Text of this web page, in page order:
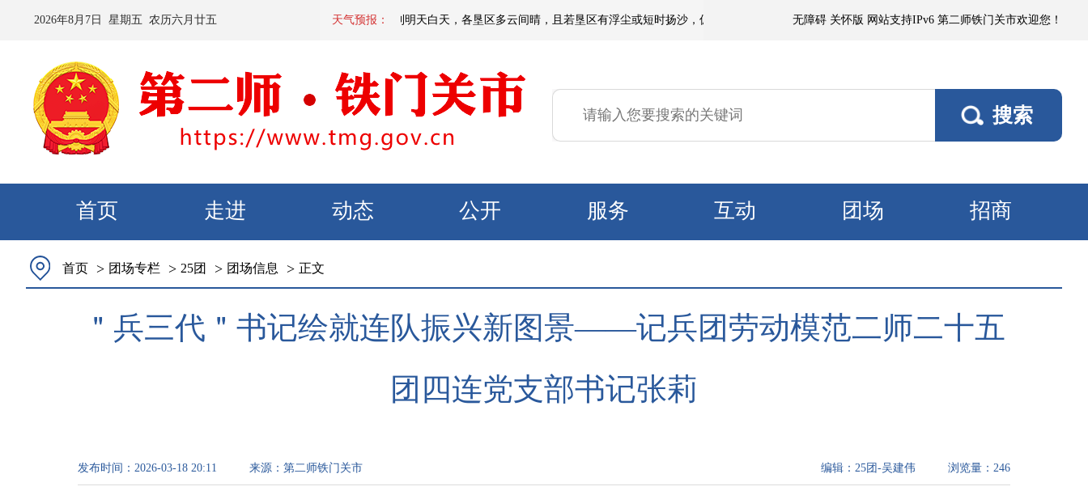
2026年8月 7 日 星期五 农历六月廿五 天气预报：
预计：今天夜间到明天白天，各垦区多云间晴，且若垦区有浮尘或短时扬沙，偏东区域有微到小阵雨，阵风5～6级；其他垦区阵风4～5级，焉耆垦区风口
无障碍 关怀版 网站支持IPv6 第二师铁门关市欢迎您！
首页 走进 动态 公开 服务 互动 团场 招商
首页 > 团场专栏 > 25团 > 团场信息 > 正文
＂兵三代＂书记绘就连队振兴新图景——记兵团劳动模范二师二十五
团四连党支部书记张莉
发布时间： 2026-03-18 20:11 来源： 第二师铁门关市 浏览量： 246
编辑： 25团-吴建伟